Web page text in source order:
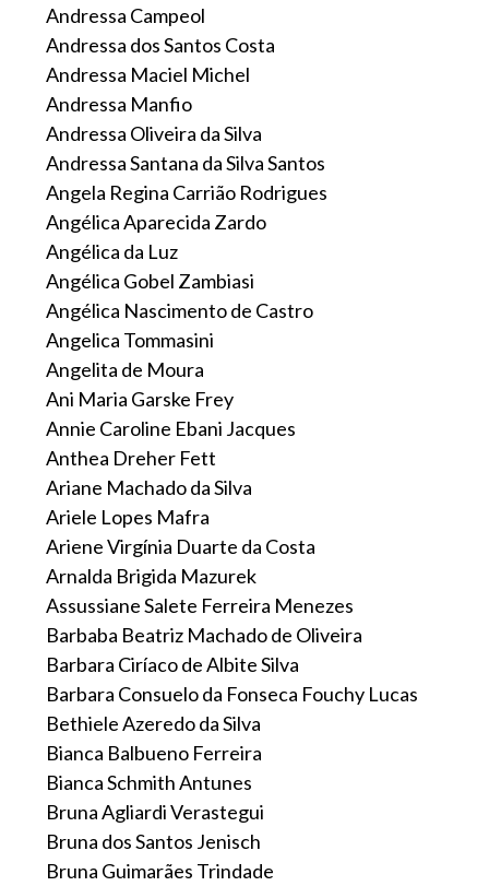
Andressa Campeol
Andressa dos Santos Costa
Andressa Maciel Michel
Andressa Manfio
Andressa Oliveira da Silva
Andressa Santana da Silva Santos
Angela Regina Carrião Rodrigues
Angélica Aparecida Zardo
Angélica da Luz
Angélica Gobel Zambiasi
Angélica Nascimento de Castro
Angelica Tommasini
Angelita de Moura
Ani Maria Garske Frey
Annie Caroline Ebani Jacques
Anthea Dreher Fett
Ariane Machado da Silva
Ariele Lopes Mafra
Ariene Virgínia Duarte da Costa
Arnalda Brigida Mazurek
Assussiane Salete Ferreira Menezes
Barbaba Beatriz Machado de Oliveira
Barbara Ciríaco de Albite Silva
Barbara Consuelo da Fonseca Fouchy Lucas
Bethiele Azeredo da Silva
Bianca Balbueno Ferreira
Bianca Schmith Antunes
Bruna Agliardi Verastegui
Bruna dos Santos Jenisch
Bruna Guimarães Trindade